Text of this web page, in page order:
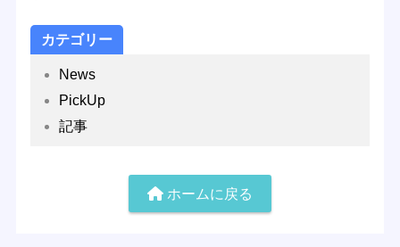
カテゴリー
News
PickUp
記事
ホームに戻る